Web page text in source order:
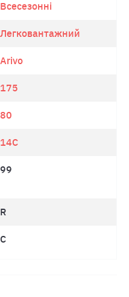
Всесезонні
Легковантажний
Arivo
175
80
14C
99
R
C